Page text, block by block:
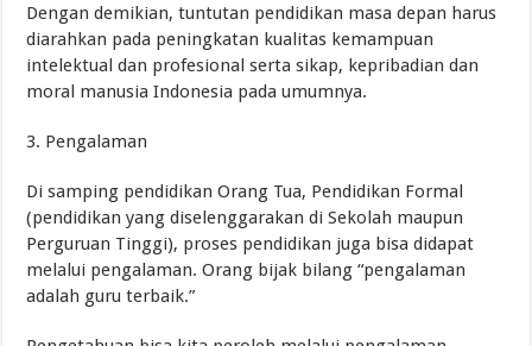
Dengan demikian, tuntutan pendidikan masa depan harus
diarahkan pada peningkatan kualitas kemampuan
intelektual dan profesional serta sikap, kepribadian dan
moral manusia Indonesia pada umumnya.
3. Pengalaman
Di samping pendidikan Orang Tua, Pendidikan Formal
(pendidikan yang diselenggarakan di Sekolah maupun
Perguruan Tinggi), proses pendidikan juga bisa didapat
melalui pengalaman. Orang bijak bilang “pengalaman
adalah guru terbaik.”